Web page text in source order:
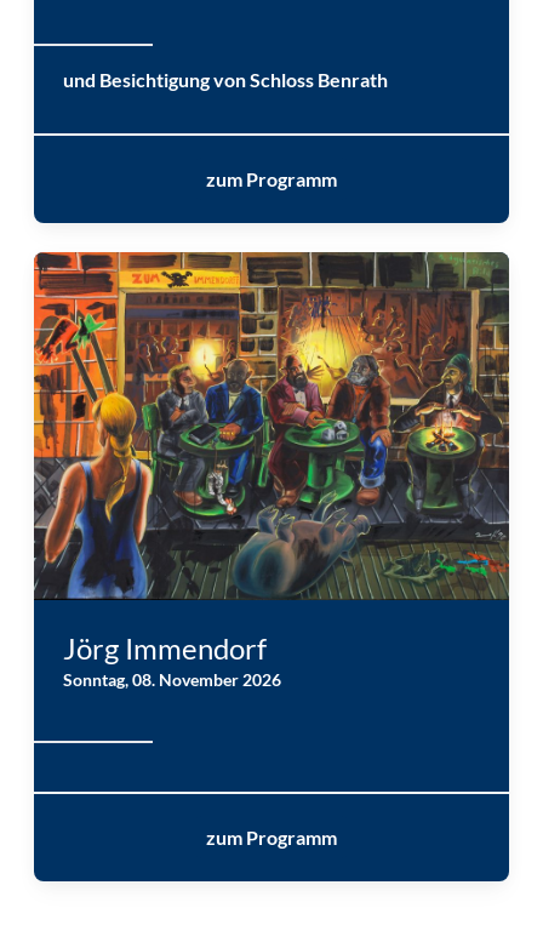
und Besichtigung von Schloss Benrath
zum Programm
Jörg Immendorf
Sonntag, 08. November 2026
zum Programm